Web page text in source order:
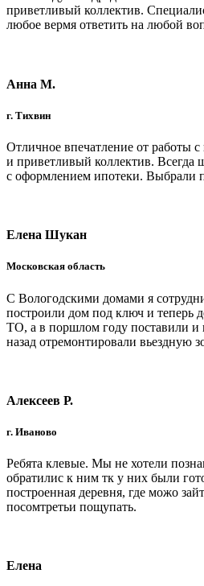
приветливый коллектив.
любое вермя ответить на любой
Анна М.
г. Тихвин
Отличное впечатление от работы
и приветливый коллектив. Всегда
с оформлением ипотеки. Выбрали
Елена Шукан
Московская область
С Вологодскими домами я
построили дом под ключ и теперь
ТО, а в поршлом году поставили и
назад отремонтировали вьездную
Алексеев Р.
г. Иваново
Ребята клевые. Мы не хотели
обратилис к ним тк у них были
построенная деревня, где можо
посомтретьи пощупать.
Елена